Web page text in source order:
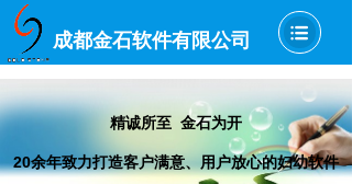
成都金石软件有限公司
精诚所至 金石为开
20余年致力打造客户满意、用户放心的妇幼软件